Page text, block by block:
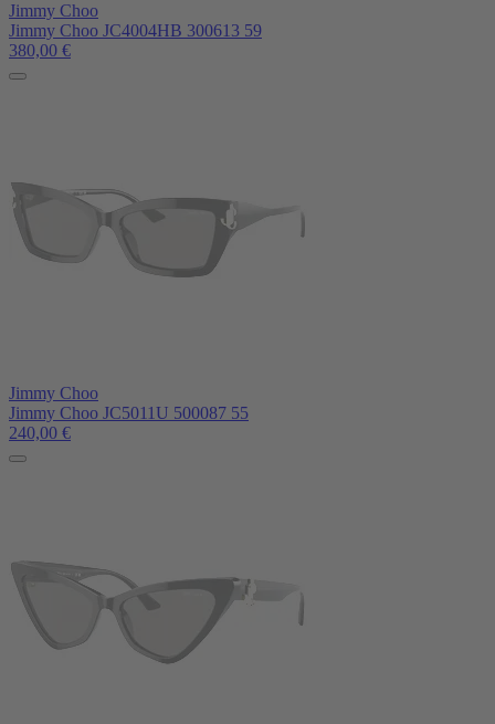
Jimmy Choo
Jimmy Choo JC4004HB 300613 59
380,00 €
Jimmy Choo
Jimmy Choo JC5011U 500087 55
240,00 €